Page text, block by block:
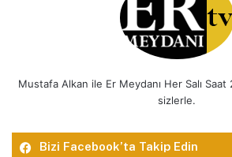
Mustafa Alkan ile Er Meydanı Her Salı
sizlerle.
Bizi Facebook’ta Takip Edin